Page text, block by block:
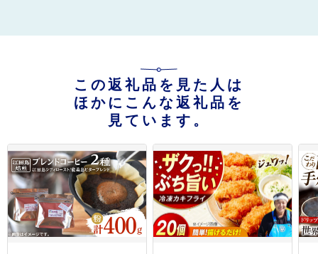
この返礼品を見た人は
ほかにこんな返礼品を
見ています。